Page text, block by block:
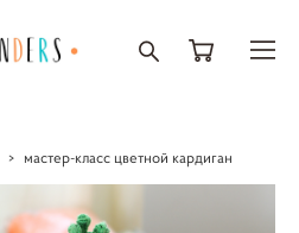
> мастер-класс цветной кардиган